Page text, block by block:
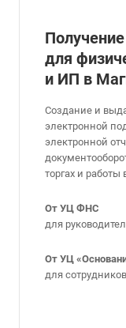
для
и ИП в
Создание и
электронной
электронной
торгах и
От УЦ ФНС
для
От УЦ
для